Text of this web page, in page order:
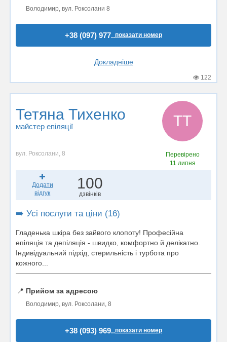
Володимир, вул. Роксолани 8
+38 (097) 977..показати номер
Докладніше
122
Тетяна Тихенко
майстер епіляції ТТ
вул. Роксолани, 8
Перевірено
11 липня
Додати
відгук
100
дзвінків
➡️ Усі послуги та ціни (16)
Гладенька шкіра без зайвого клопоту! Професійна
епіляція та депіляція - швидко, комфортно й делікатно.
Індивідуальний підхід, стерильність і турбота про
кожного...
📍 Прийом за адресою
Володимир, вул. Роксолани, 8
+38 (093) 969..показати номер